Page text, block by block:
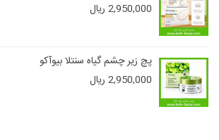
2,950,000 ریال
پچ زیر چشم گیاه سنتلا بیوآکو
2,950,000 ریال